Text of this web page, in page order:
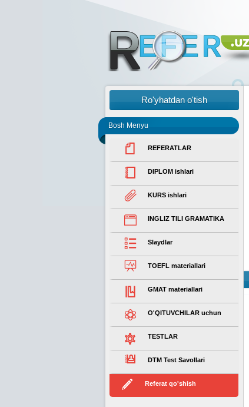
Ro'yhatdan o'tish
Bosh Menyu
REFERATLAR
DIPLOM ishlari
KURS ishlari
INGLIZ TILI GRAMATIKA
Slaydlar
TOEFL materiallari
GMAT materiallari
O'QITUVCHILAR uchun
TESTLAR
DTM Test Savollari
Referat qo'shish